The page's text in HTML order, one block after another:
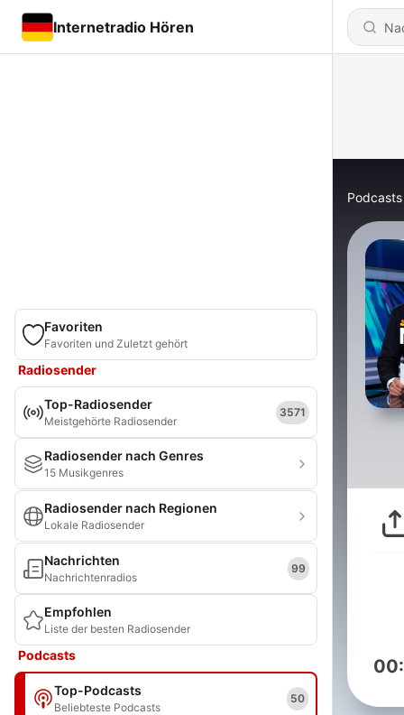
Internetradio Hören
Favoriten
Favoriten und Zuletzt gehört
Radiosender
Top-Radiosender
Meistgehörte Radiosender
3571
Radiosender nach Genres
15 Musikgenres
Radiosender nach Regionen
Lokale Radiosender
Nachrichten
Nachrichtenradios
99
Empfohlen
Liste der besten Radiosender
Podcasts
Top-Podcasts
Beliebteste Podcasts
50
Podcasts